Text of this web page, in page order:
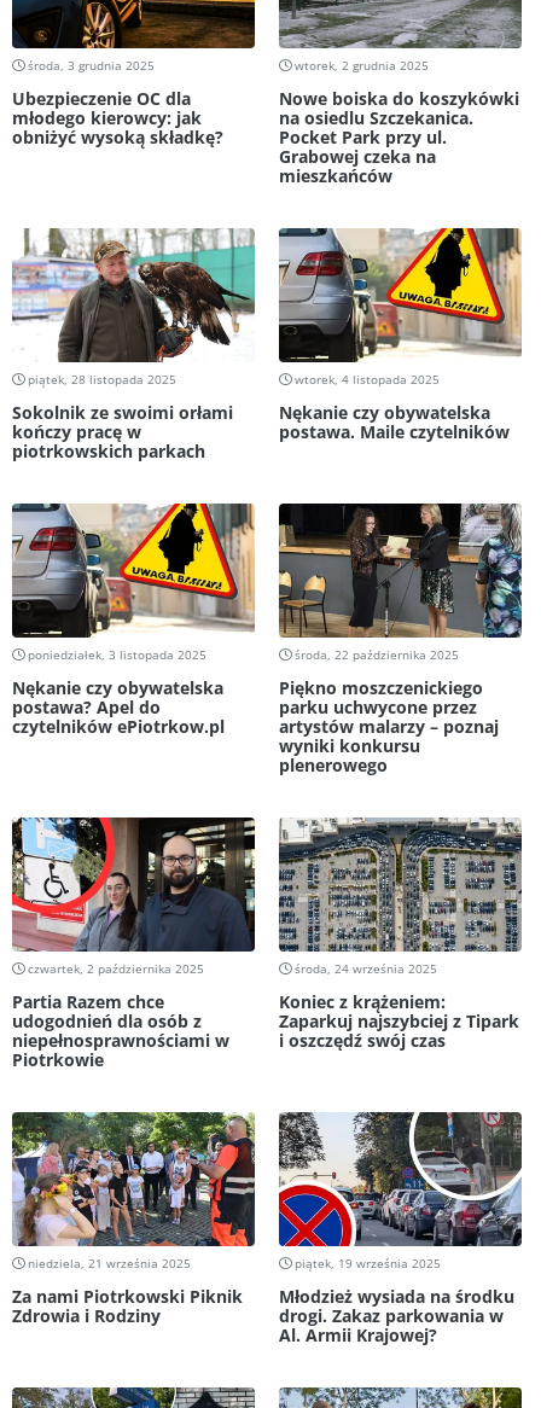
środa, 3 grudnia 2025
Ubezpieczenie OC dla
młodego kierowcy: jak
obniżyć wysoką składkę?
wtorek, 2 grudnia 2025
Nowe boiska do koszykówki
na osiedlu Szczekanica.
Pocket Park przy ul.
Grabowej czeka na
mieszkańców
piątek, 28 listopada 2025
Sokolnik ze swoimi orłami
kończy pracę w
piotrkowskich parkach
wtorek, 4 listopada 2025
Nękanie czy obywatelska
postawa. Maile czytelników
poniedziałek, 3 listopada 2025
Nękanie czy obywatelska
postawa? Apel do
czytelników ePiotrkow.pl
środa, 22 października 2025
Piękno moszczenickiego
parku uchwycone przez
artystów malarzy – poznaj
wyniki konkursu
plenerowego
czwartek, 2 października 2025
Partia Razem chce
udogodnień dla osób z
niepełnosprawnościami w
Piotrkowie
środa, 24 września 2025
Koniec z krążeniem:
Zaparkuj najszybciej z Tipark
i oszczędź swój czas
niedziela, 21 września 2025
Za nami Piotrkowski Piknik
Zdrowia i Rodziny
piątek, 19 września 2025
Młodzież wysiada na środku
drogi. Zakaz parkowania w
Al. Armii Krajowej?